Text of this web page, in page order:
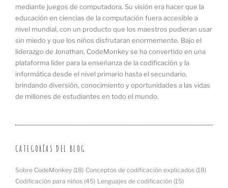
mediante juegos de computadora. Su visión era hacer que la
educación en ciencias de la computación fuera accesible a
nivel mundial, con un producto que los maestros pudieran usar
sin miedo y que los niños disfrutaran enormemente. Bajo el
liderazgo de Jonathan, CodeMonkey se ha convertido en una
plataforma líder para la enseñanza de la codificación y la
informática desde el nivel primario hasta el secundario,
brindando diversión, conocimiento y oportunidades a las vidas
de millones de estudiantes en todo el mundo.
CATEGORÍAS DEL BLOG
Sobre CodeMonkey (18) Conceptos de codificación explicados (18)
Codificación para niños (45) Lenguajes de codificación (15)